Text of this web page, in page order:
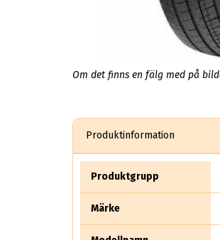
Om det finns en fälg med på
Produktinformation
Produktgrupp
Märke